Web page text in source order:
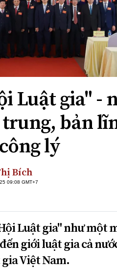
Luật gia" -
bản
lý
Bích
09:08 GMT+7
Luật gia" như một
giới luật gia cả
Việt Nam.